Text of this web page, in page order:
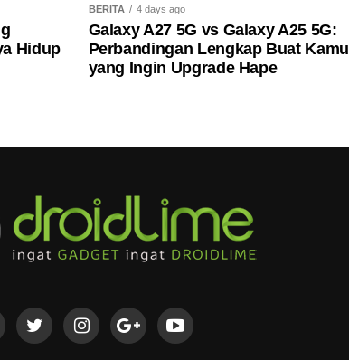
Hidup
BERITA 4 days ago
Galaxy A27 5G vs Galaxy A25 5G:
Perbandingan Lengkap Buat Kamu
yang Ingin Upgrade Hape